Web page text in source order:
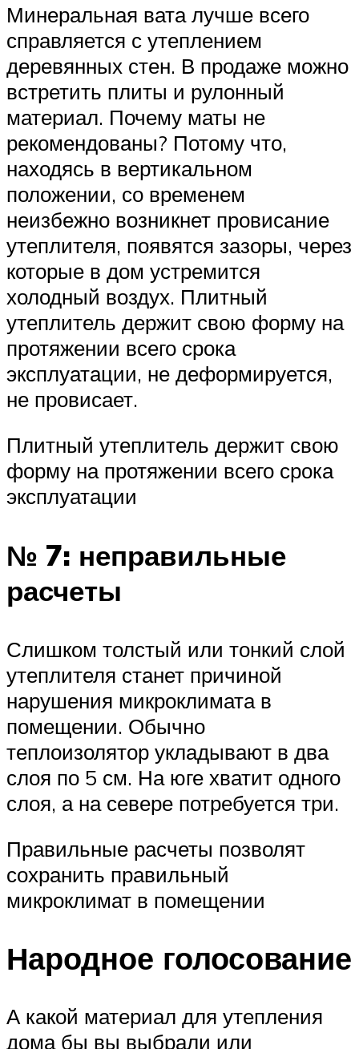
Минеральная вата лучше всего
справляется с утеплением
деревянных стен. В продаже можно
встретить плиты и рулонный
материал. Почему маты не
рекомендованы? Потому что,
находясь в вертикальном
положении, со временем
неизбежно возникнет провисание
утеплителя, появятся зазоры, через
которые в дом устремится
холодный воздух. Плитный
утеплитель держит свою форму на
протяжении всего срока
эксплуатации, не деформируется,
не провисает.
Плитный утеплитель держит свою
форму на протяжении всего срока
эксплуатации
№ 7: неправильные
расчеты
Слишком толстый или тонкий слой
утеплителя станет причиной
нарушения микроклимата в
помещении. Обычно
теплоизолятор укладывают в два
слоя по 5 см. На юге хватит одного
слоя, а на севере потребуется три.
Правильные расчеты позволят
сохранить правильный
микроклимат в помещении
Народное голосование
А какой материал для утепления
дома бы вы выбрали или